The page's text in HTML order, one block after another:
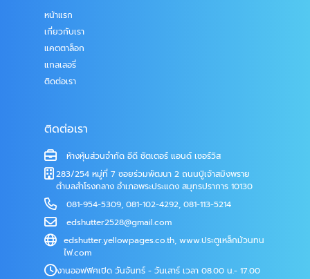
หน้าแรก
เกี่ยวกับเรา
แคตตาล็อก
แกลเลอรี่
ติดต่อเรา
ติดต่อเรา
ห้างหุ้นส่วนจำกัด อีดี ชัตเตอร์ แอนด์ เซอร์วิส
283/254 หมู่ที่ 7 ซอยร่วมพัฒนา 2 ถนนปู่เจ้าสมิงพราย
ตำบลสำโรงกลาง อำเภอพระประแดง สมุทรปราการ 10130
081-954-5309, 081-102-4292, 081-113-5214
edshutter2528@gmail.com
edshutter.yellowpages.co.th,www.ประตูเหล็กม้วนทน
ไฟ.com
งานออฟฟิศเปิด วันจันทร์ - วันเสาร์ เวลา 08.00 น.- 17.00